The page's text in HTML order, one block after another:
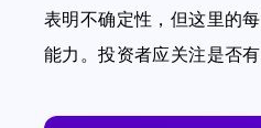
表明不确定性，但这里的
能力。投资者应关注是否